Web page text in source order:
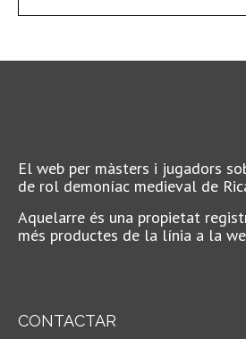
El web per màsters i jugadors
de rol demoníac medieval de
Aquelarre és una propietat
més productes de la línia a la
CONTACTAR